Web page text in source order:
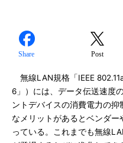
Share Post
無線LAN規格「IEEE
6」）には、データ伝送速度
ントデバイスの消費電力の抑
なメリットがあるとベンダー
っている。これまでも無線